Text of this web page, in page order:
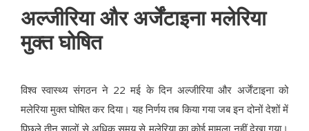
अल्जीरिया और अर्जेंटाइना मलेरिया
मुक्त घोषित
विश्व स्वास्थ्य संगठन ने 22 मई के दिन अल्जीरिया और अर्जेंटाइना को
मलेरिया मुक्त घोषित कर दिया। यह निर्णय तब किया गया जब इन दोनों देशों में